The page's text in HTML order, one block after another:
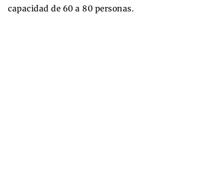
capacidad de 60 a 80 personas.